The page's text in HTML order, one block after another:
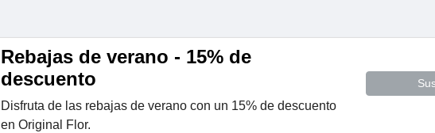
Rebajas de verano - 15% de
descuento
Disfruta de las rebajas de verano con un 15% de descuento
en Original Flor.